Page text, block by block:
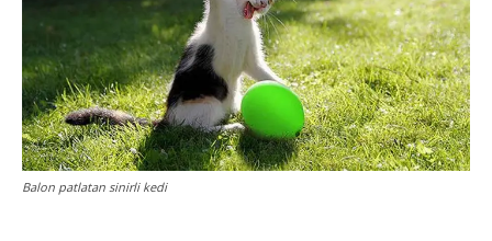
Balon patlatan sinirli kedi